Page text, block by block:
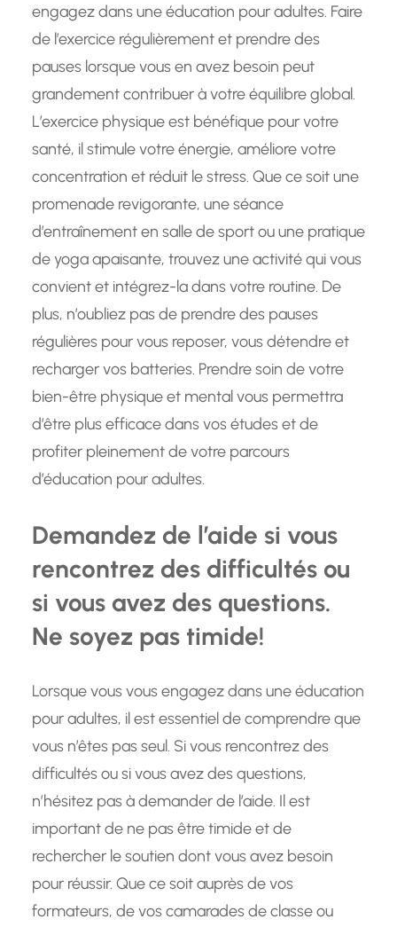
engagez dans une éducation pour adultes. Faire
de l’exercice régulièrement et prendre des
pauses lorsque vous en avez besoin peut
grandement contribuer à votre équilibre global.
L’exercice physique est bénéfique pour votre
santé, il stimule votre énergie, améliore votre
concentration et réduit le stress. Que ce soit une
promenade revigorante, une séance
d’entraînement en salle de sport ou une pratique
de yoga apaisante, trouvez une activité qui vous
convient et intégrez-la dans votre routine. De
plus, n’oubliez pas de prendre des pauses
régulières pour vous reposer, vous détendre et
recharger vos batteries. Prendre soin de votre
bien-être physique et mental vous permettra
d’être plus efficace dans vos études et de
profiter pleinement de votre parcours
d’éducation pour adultes.
Demandez de l’aide si vous
rencontrez des difficultés ou
si vous avez des questions.
Ne soyez pas timide!
Lorsque vous vous engagez dans une éducation
pour adultes, il est essentiel de comprendre que
vous n’êtes pas seul. Si vous rencontrez des
difficultés ou si vous avez des questions,
n’hésitez pas à demander de l’aide. Il est
important de ne pas être timide et de
rechercher le soutien dont vous avez besoin
pour réussir. Que ce soit auprès de vos
formateurs, de vos camarades de classe ou